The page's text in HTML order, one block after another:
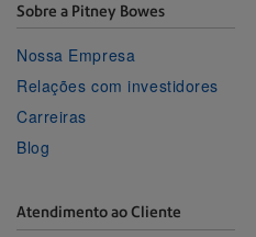
Sobre a Pitney Bowes
Nossa Empresa
Relações com investidores
Carreiras
Blog
Atendimento ao Cliente